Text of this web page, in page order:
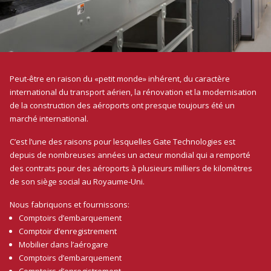
Peut-être en raison du «petit monde» inhérent, du caractère
international du transport aérien, la rénovation et la modernisation
de la construction des aéroports ont presque toujours été un
marché international.
C’est l’une des raisons pour lesquelles Gate Technologies est
depuis de nombreuses années un acteur mondial qui a remporté
des contrats pour des aéroports à plusieurs milliers de kilomètres
de son siège social au Royaume-Uni.
Nous fabriquons et fournissons:
Comptoirs d’embarquement
Comptoir d’enregistrement
Mobilier dans l’aérogare
Comptoirs d’embarquement